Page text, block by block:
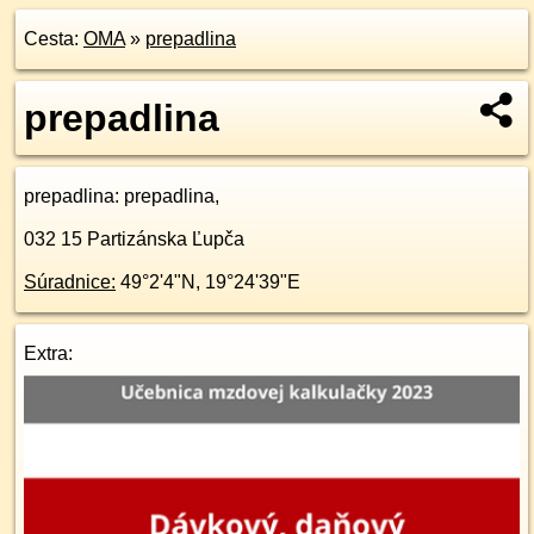
Cesta: OMA» prepadlina
prepadlina
prepadlina: prepadlina,
032 15 Partizánska Ľupča
Súradnice: 49°2'4"N , 19°24'39"E
Extra: